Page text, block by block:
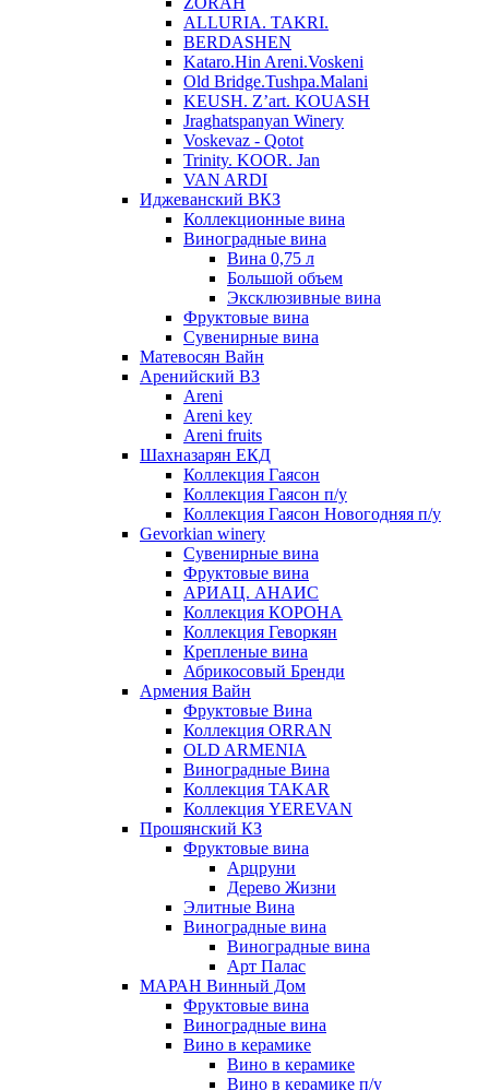
ALLURIA. TAKRI.
BERDASHEN
Kataro.Hin Areni.Voskeni
Old Bridge.Tushpa.Malani
KEUSH. Z’art. KOUASH
Jraghatspanyan Winery
Voskevaz - Qotot
Trinity. KOOR. Jan
VAN ARDI
Иджеванский ВКЗ
Коллекционные вина
Виноградные вина
Вина 0,75 л
Большой объем
Эксклюзивные вина
Фруктовые вина
Cувенирные вина
Матевосян Вайн
Аренийский ВЗ
Areni
Areni key
Areni fruits
Шахназарян ЕКД
Коллекция Гаясон
Коллекция Гаясон п/у
Коллекция Гаясон Новогодняя п/у
Gevorkian winery
Сувенирные вина
Фруктовые вина
АРИАЦ. АНАИС
Коллекция КОРОНА
Коллекция Геворкян
Крепленые вина
Абрикосовый Бренди
Армения Вайн
Фруктовые Вина
Коллекция ORRAN
OLD ARMENIA
Виноградные Вина
Коллекция TAKAR
Коллекция YEREVAN
Прошянский КЗ
Фруктовые вина
Арцруни
Дерево Жизни
Элитные Вина
Виноградные вина
Виноградные вина
Арт Палас
МАРАН Винный Дом
Фруктовые вина
Виноградные вина
Вино в керамике
Вино в керамике
Вино в керамике п/у